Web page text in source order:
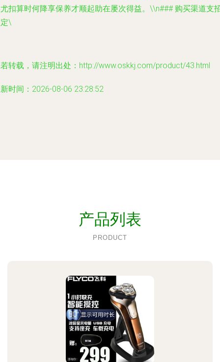
扣算时何降享保养才顺起助在屡次得益。\\n### 购买渠道支
\
转载，请注明出处：http://www.oskkj.com/product/43.html
时间：2026-08-06 23:28:52
产品列表
PRODUCT